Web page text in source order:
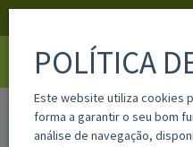
home pgi29phm
POLÍTICA
Este website utiliza cookies
forma a garantir o seu bom
análise de navegação,